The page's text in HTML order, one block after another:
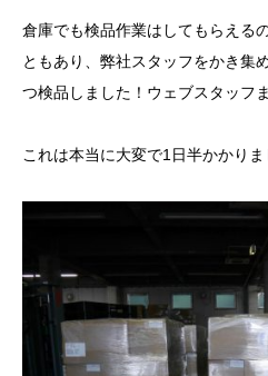
倉庫でも検品作業はしてもらえる
ともあり、弊社スタッフをかき集
つ検品しました！ウェブスタッフ
これは本当に大変で1日半かかり